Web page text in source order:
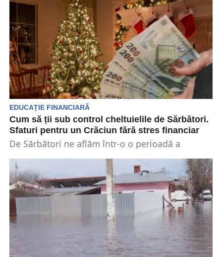
EDUCAȚIE FINANCIARĂ
Cum să ții sub control cheltuielile de Sărbători.
Sfaturi pentru un Crăciun fără stres financiar
De Sărbători ne aflăm într-o o perioadă a